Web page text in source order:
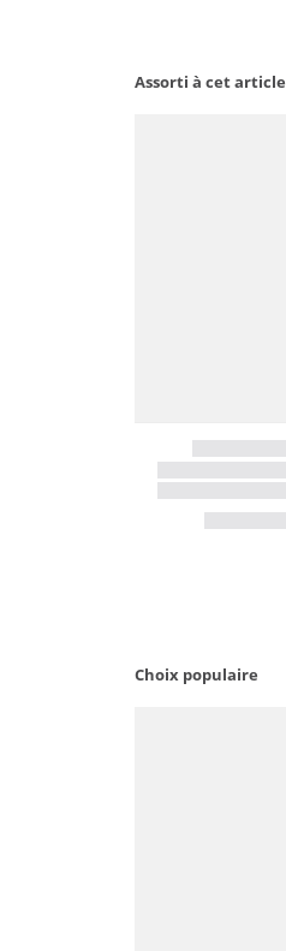
Assorti à cet article
Choix populaire